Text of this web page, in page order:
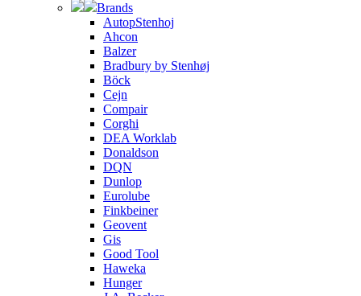
Brands
AutopStenhoj
Ahcon
Balzer
Bradbury by Stenhøj
Böck
Cejn
Compair
Corghi
DEA Worklab
Donaldson
DQN
Dunlop
Eurolube
Finkbeiner
Geovent
Gis
Good Tool
Haweka
Hunger